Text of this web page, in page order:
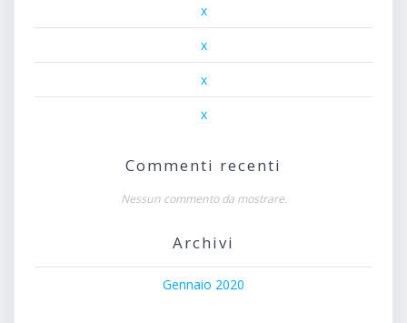
x
x
x
x
Commenti recenti
Nessun commento da mostrare.
Archivi
Gennaio 2020